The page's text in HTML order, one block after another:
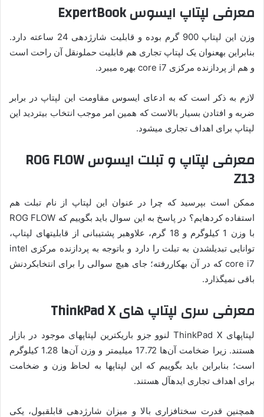
معرفی لپ­تاپ ایسوس ExpertBook
وزن این لپ­تاپ 900 گرم بوده و قابلیت شارژدهی 24 ساعته دارد.
بنابراین به­عنوان یک لپ­تاپ تجاری هم قابلیت حمل­و­نقل آن راحت است
و هم از پردازنده ­مرکزی core i7 بهره می­برد.
لازم­ به­ ذکر است که به ادعای ایسوس مقاومت این لپ­تاپ در برابر
ضربه و افتادن بسیار بالاست که همین امر موجب انتخاب بی­تردید این
لپ­تاپ برای اهداف تجاری می­شود.
معرفی لپ­تاپ و تبلت ایسوس ROG FLOW
Z13
ممکن است بپرسید که چرا در عنوان این لپ­تاپ از نام تبلت هم
استفاده کرده­ایم؟ در پاسخ به این سوال باید بگوییم که ROG FLOW
با وزن 1 کیلوگرم و 18 گرم، علاوه­بر پشتیبانی از قابلیت­های لپ­تاپ،
توانایی تبدیل­شدن به تبلت را دارد و باتوجه به پردازنده­ مرکزی intel
core i7 که در آن به­کاررفته؛ جای هیچ سوالی را برای انتخاب­کردنش
باقی نمی­گذارد.
معرفی سری لپ­تاپ های ThinkPad X
لپ­تاپ­های ThinkPad X لنوو جزو باریک­ترین لپ­تاپ­های موجود در بازار
هستند. زیرا ضخامت آن‌ها 17.72 میلی­متر و وزن آن‌ها 1.28 کیلوگرم
است؛ بنابراین باید بگوییم که این لپ­تاپ­ها به لحاظ وزن و ضخامت
برای اهداف تجاری ایده­آل هستند.
همچنین قدرت سخت­افزاری بالا و میزان شارژدهی قابل­قبول، یکی